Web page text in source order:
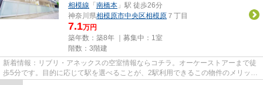
相模線 「 南橋本 」駅 徒歩26分
神奈川県相模原市中央区相模原 ７丁目
7.1万円
築年数：築8年 ｜募集中： 1室
階数：3階建
新着情報：リブリ・アネックスの空室情報ならコチラ。オーケーストアーまで徒
歩5分です。目的に応じて駅を選べることが、2駅利用できるこの物件のメリット